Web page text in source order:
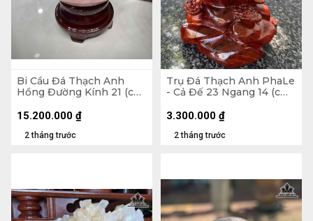
Bi Cầu Đá Thạch Anh
Hồng Đường Kính 21 (cm)
2 tháng trước
15.200.000 ₫
Trụ Đá Thạch Anh PhaLe
- Cả Đế 23 Ngang 14 (cm)
2 tháng trước
3.300.000 ₫